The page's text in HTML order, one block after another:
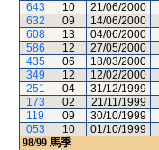
643
10 21/06/2000
632
09 14/06/2000
608
13 04/06/2000
586
12 27/05/2000
435
06 18/03/2000
349
12 12/02/2000
251
04 31/12/1999
173
02 21/11/1999
119
09 30/10/1999
053
10 01/10/1999
98/99 馬季